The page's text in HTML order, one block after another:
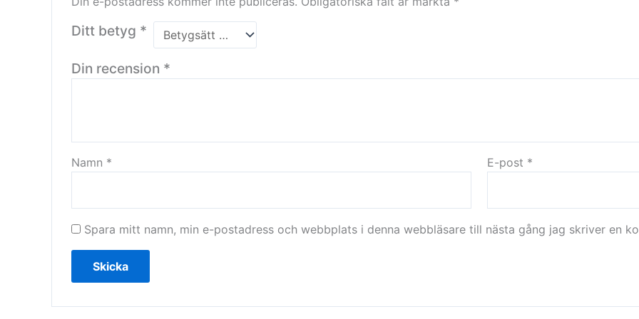
Ditt betyg *
Din recension *
Namn * E-post *
Spara mitt namn, min e-postadress och webbplats i denna webbläsare till nästa gång jag skriver en